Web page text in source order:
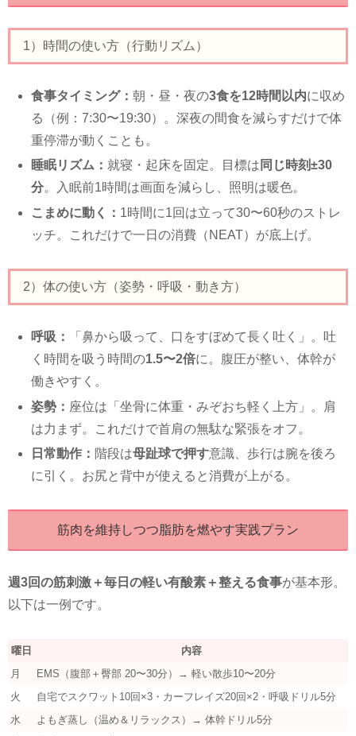
1）時間の使い方（行動リズム）
食事タイミング：朝・昼・夜の3食を12時間以内に収め
る（例：7:30〜19:30）。深夜の間食を減らすだけで体
重停滞が動くことも。
睡眠リズム：就寝・起床を固定。目標は 同じ時刻±30
分。入眠前1時間は画面を減らし、照明は暖色。
こまめに動く： 1時間に1回は立って30〜60秒のストレ
ッチ。これだけで一日の消費（NEAT）が底上げ。
2）体の使い方（姿勢・呼吸・動き方）
呼吸：
「鼻から吸って、口をすぼめて長く吐く」。吐
く時間を吸う時間の1.5〜2倍に。腹圧が整い、体幹が
働きやすく。
姿勢： 座位は「坐骨に体重・みぞおち軽く上方」。肩
は力まず。これだけで首肩の無駄な緊張をオフ。
日常動作： 階段は母趾球で押す意識、歩行は腕を後ろ
に引く。お尻と背中が使えると消費が上がる。
筋肉を維持しつつ脂肪を燃やす実践プラン
週3回の筋刺激＋毎日の軽い有酸素＋整える食事が基本形。
以下は一例です。
曜日
内容
月
EMS（腹部＋臀部 20〜30分）→ 軽い散歩10〜20分
火
自宅でスクワット10回×3・カーフレイズ20回×2・呼吸ドリル5分
水
よもぎ蒸し（温め＆リラックス）→ 体幹ドリル5分